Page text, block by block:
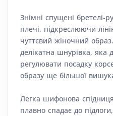
Знімні спущені бретелі-
плечі, підкреслюючи
чуттєвий жіночний
делікатна шнурівка, яка
регулювати посадку
образу ще більшої
Легка шифонова
плавно спадає до